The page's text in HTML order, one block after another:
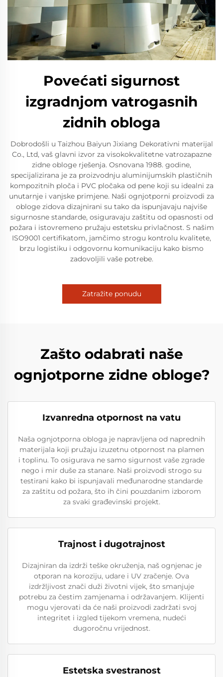
Povećati sigurnost
izgradnjom vatrogasnih
zidnih obloga
Dobrodošli u Taizhou Baiyun Jixiang Dekorativni materijal
Co., Ltd, vaš glavni izvor za visokokvalitetne vatrozapazne
zidne obloge rješenja. Osnovana 1988. godine,
specijalizirana je za proizvodnju aluminijumskih plastičnih
kompozitnih ploča i PVC pločaka od pene koji su idealni za
unutarnje i vanjske primjene. Naši ognjotporni proizvodi za
obloge zidova dizajnirani su tako da ispunjavaju najviše
sigurnosne standarde, osiguravaju zaštitu od opasnosti od
požara i istovremeno pružaju estetsku privlačnost. S našim
ISO9001 certifikatom, jamčimo strogu kontrolu kvalitete,
brzu logistiku i odgovornu komunikaciju kako bismo
zadovoljili vaše potrebe.
Zatražite ponudu
Zašto odabrati naše
ognjotporne zidne obloge?
Izvanredna otpornost na vatu
Naša ognjotporna obloga je napravljena od naprednih
materijala koji pružaju izuzetnu otpornost na plamen
i toplinu. To osigurava ne samo sigurnost vaše zgrade
nego i mir duše za stanare. Naši proizvodi strogo su
testirani kako bi ispunjavali međunarodne standarde
za zaštitu od požara, što ih čini pouzdanim izborom
za svaki građevinski projekt.
Trajnost i dugotrajnost
Dizajniran da izdrži teške okruženja, naš ognjenac je
otporan na koroziju, udare i UV zračenje. Ova
izdržljivost znači duži životni vijek, što smanjuje
potrebu za čestim zamjenama i održavanjem. Klijenti
mogu vjerovati da će naši proizvodi zadržati svoj
integritet i izgled tijekom vremena, nudeći
dugoročnu vrijednost.
Estetska svestranost